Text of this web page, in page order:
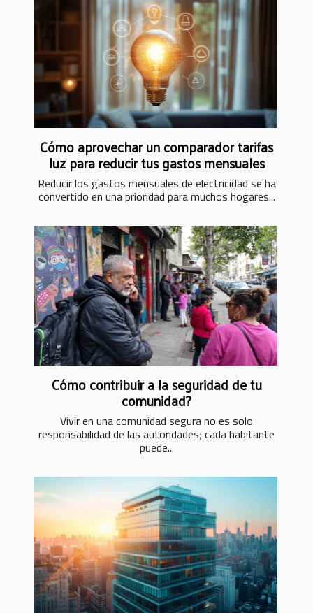
Cómo aprovechar un comparador tarifas
luz para reducir tus gastos mensuales
Reducir los gastos mensuales de electricidad se ha
convertido en una prioridad para muchos hogares...
Cómo contribuir a la seguridad de tu
comunidad?
Vivir en una comunidad segura no es solo
responsabilidad de las autoridades; cada habitante
puede...